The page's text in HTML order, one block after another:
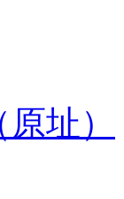
址）